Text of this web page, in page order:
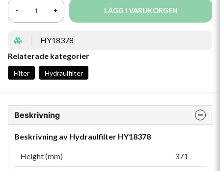
- + LÄGG I VARUKORGEN
HY18378
Relaterade kategorier
Filter Hydraulfilter
Beskrivning
Beskrivning av Hydraulfilter HY18378
Height (mm) 371